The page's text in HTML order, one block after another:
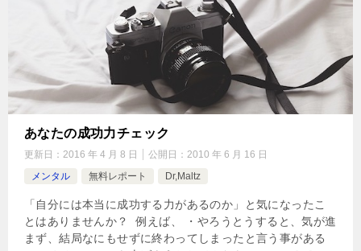
あなたの成功力チェック
更新日： 2016 年 4 月 8 日 公開日： 2010 年 6 月 16 日
メンタル
無料レポート Dr,Maltz
「自分には本当に成功する力があるのか」と気になったこ
とはありませんか？ 例えば、 ・やろうとうすると、気が進
まず、結局なにもせずに終わってしまったと言う事がある